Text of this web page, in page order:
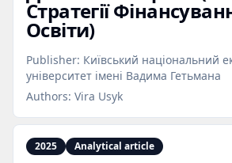
Стратегії
Освіти)
Publisher: Київський національний
університет імені Вадима Гетьмана
Authors: Vira Usyk
2025 Analytical article